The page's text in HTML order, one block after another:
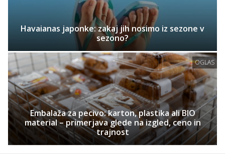
Havaianas japonke: zakaj jih nosimo iz sezone v
sezono?
OGLAS
Embalaža za pecivo: karton, plastika ali BIO
material – primerjava glede na izgled, ceno in
trajnost